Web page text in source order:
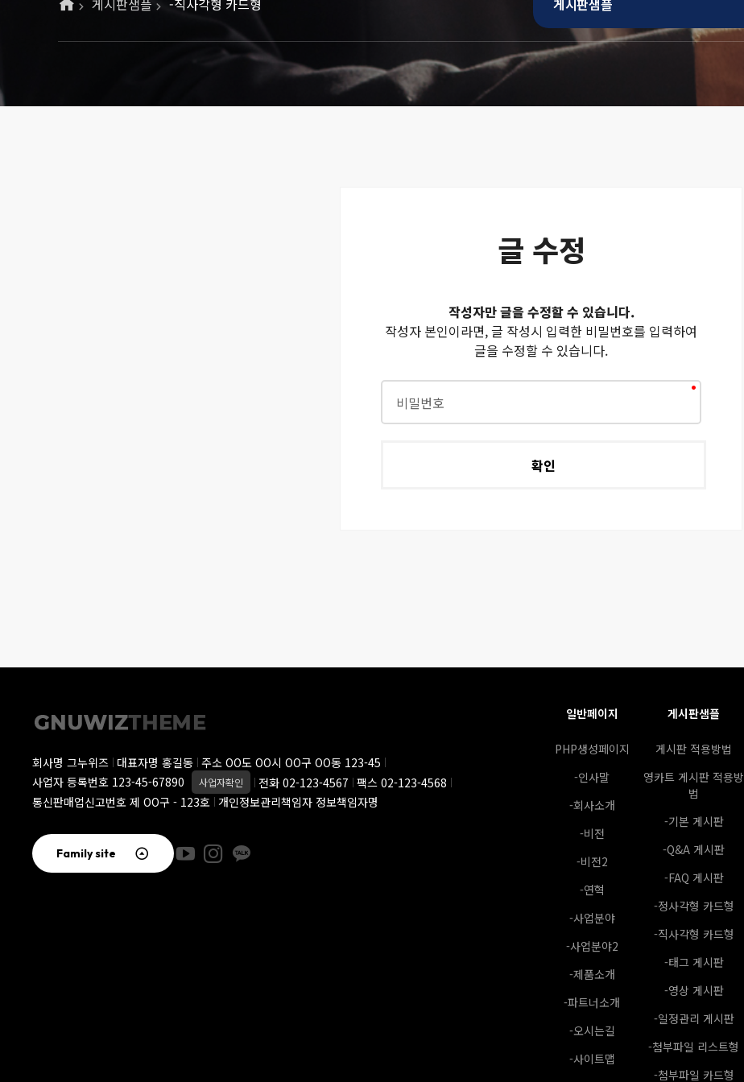
게시판샘플 -직사각형 카드형 게시판샘플
글 수정
작성자만 글을 수정할 수 있습니다.
작성자 본인이라면, 글 작성시 입력한 비밀번호를 입력하여
글을 수정할 수 있습니다.
회사명 그누위즈 대표자명 홍길동 주소 OO도 OO시 OO구 OO동 123-45
사업자 등록번호 123-45-67890
사업자확인 전화 02-123-4567 팩스 02-123-4568
통신판매업신고번호 제 OO구 - 123호 개인정보관리책임자 정보책임자명
Family site
일반페이지
PHP생성페이지
-인사말
-회사소개
-비전
-비전2
-연혁
-사업분야
-사업분야2
-제품소개
-파트너소개
-오시는길
-사이트맵
게시판샘플
게시판 적용방법
영카트 게시판 적용방
법
-기본 게시판
-Q&A 게시판
-FAQ 게시판
-정사각형 카드형
-직사각형 카드형
-태그 게시판
-영상 게시판
-일정관리 게시판
-첨부파일 리스트형
-첨부파일 카드형